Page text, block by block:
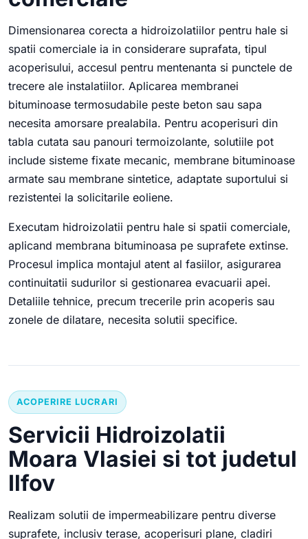
Dimensionarea corecta a hidroizolatiilor pentru hale si
spatii comerciale ia in considerare suprafata, tipul
acoperisului, accesul pentru mentenanta si punctele de
trecere ale instalatiilor. Aplicarea membranei
bituminoase termosudabile peste beton sau sapa
necesita amorsare prealabila. Pentru acoperisuri din
tabla cutata sau panouri termoizolante, solutiile pot
include sisteme fixate mecanic, membrane bituminoase
armate sau membrane sintetice, adaptate suportului si
rezistentei la solicitarile eoliene.
Executam hidroizolatii pentru hale si spatii comerciale,
aplicand membrana bituminoasa pe suprafete extinse.
Procesul implica montajul atent al fasiilor, asigurarea
continuitatii sudurilor si gestionarea evacuarii apei.
Detaliile tehnice, precum trecerile prin acoperis sau
zonele de dilatare, necesita solutii specifice.
ACOPERIRE LUCRARI
Servicii Hidroizolatii
Moara Vlasiei si tot judetul
Ilfov
Realizam solutii de impermeabilizare pentru diverse
suprafete, inclusiv terase, acoperisuri plane, cladiri